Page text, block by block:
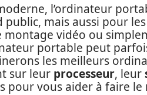
l’ordinateur
mais aussi pour
vidéo ou
portable peut
les meilleurs
sur leur processeur, leur
pour vous aider à faire